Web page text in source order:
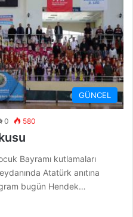
GÜNCEL
0 580
Bayramı kutlamaları
Atatürk anıtına
bugün Hendek…